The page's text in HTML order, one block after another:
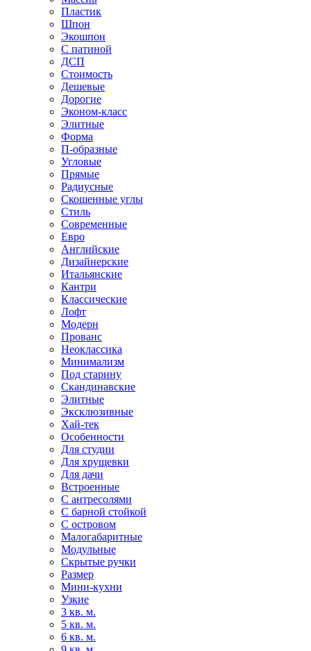
Пластик
Шпон
Экошпон
С патиной
ДСП
Стоимость
Дешевые
Дорогие
Эконом-класс
Элитные
Форма
П-образные
Угловые
Прямые
Радиусные
Скошенные углы
Стиль
Современные
Евро
Английские
Дизайнерские
Итальянские
Кантри
Классические
Лофт
Модерн
Прованс
Неоклассика
Минимализм
Под старину
Скандинавские
Элитные
Эксклюзивные
Хай-тек
Особенности
Для студии
Для хрущевки
Для дачи
Встроенные
С антресолями
С барной стойкой
С островом
Малогабаритные
Модульные
Скрытые ручки
Размер
Мини-кухни
Узкие
3 кв. м.
5 кв. м.
6 кв. м.